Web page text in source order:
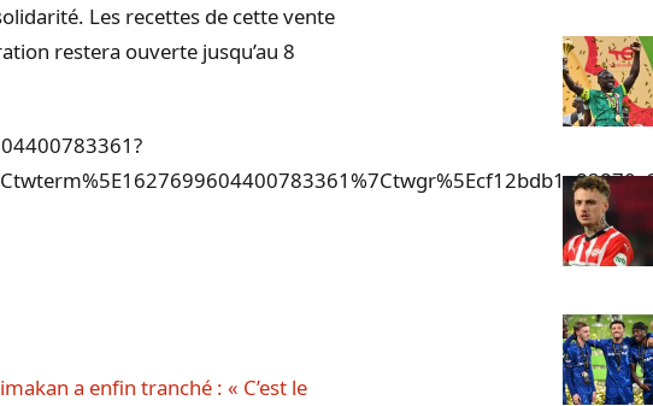
Les recettes de cette vente
restera ouverte jusqu’au 8
a enfin tranché : « C’est le